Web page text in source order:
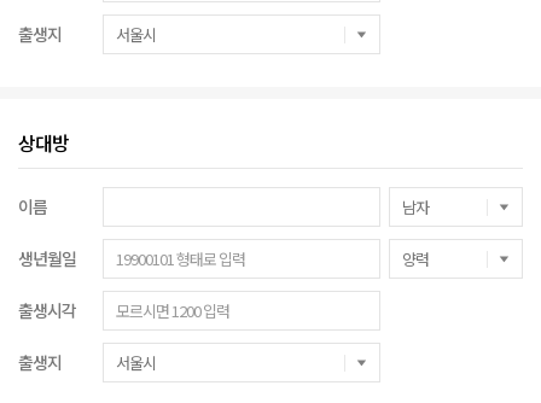
출생지
상대방
이름
생년월일
출생시각
출생지